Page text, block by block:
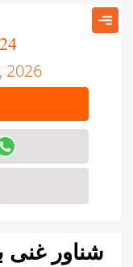
2026
شناور غنی